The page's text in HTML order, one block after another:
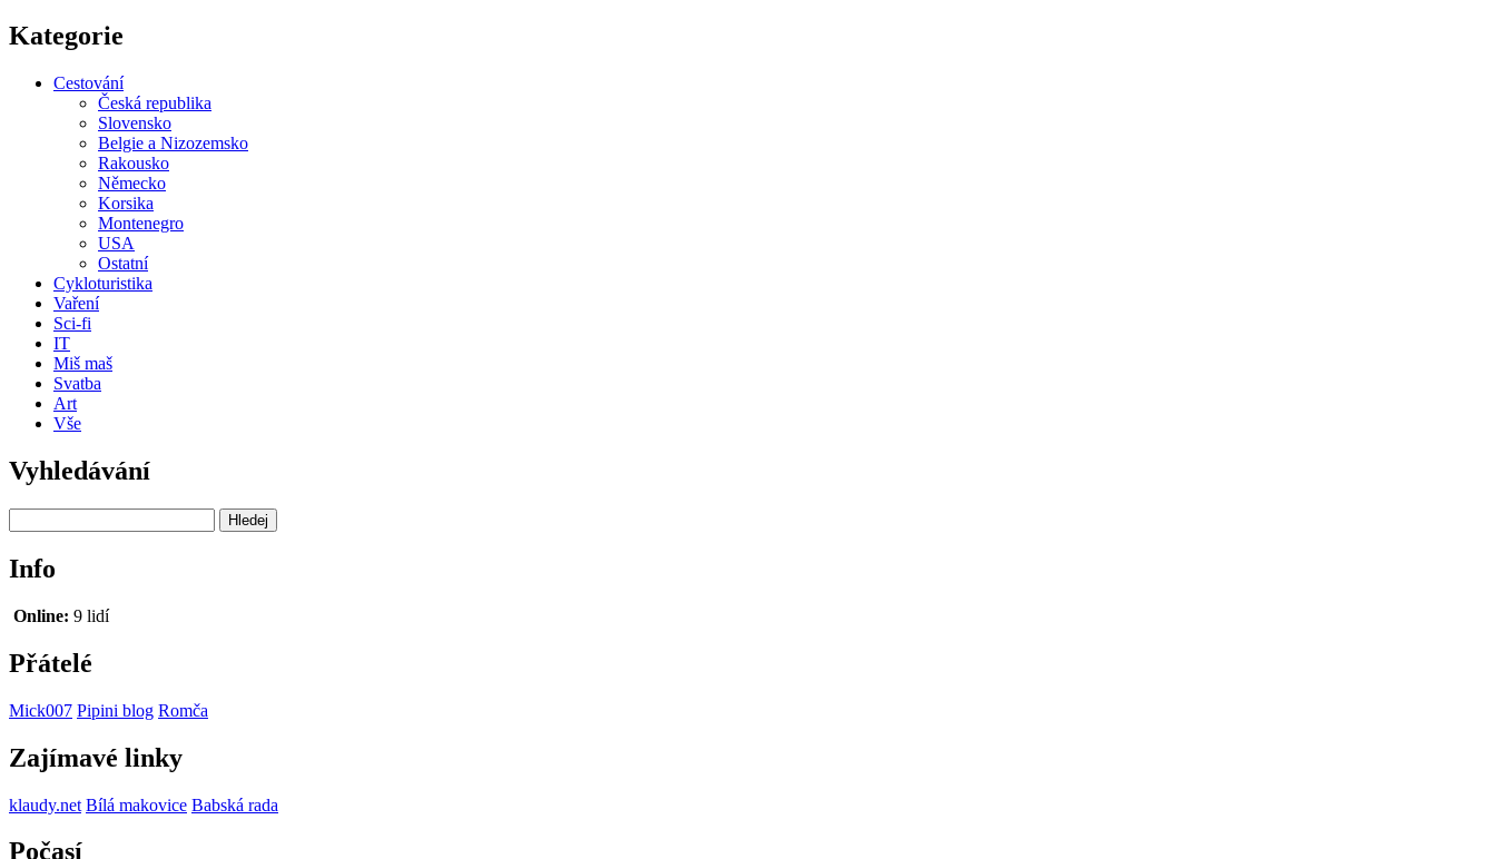
Kategorie
Cestování
Česká republika
Slovensko
Belgie a Nizozemsko
Rakousko
Německo
Korsika
Montenegro
USA
Ostatní
Cykloturistika
Vaření
Sci-fi
IT
Miš maš
Svatba
Art
Vše
Vyhledávání
Info
Online: 9 lidí
Přátelé
Mick007 Pipini blog Romča
Zajímavé linky
klaudy.net Bílá makovice Babská rada
Počasí